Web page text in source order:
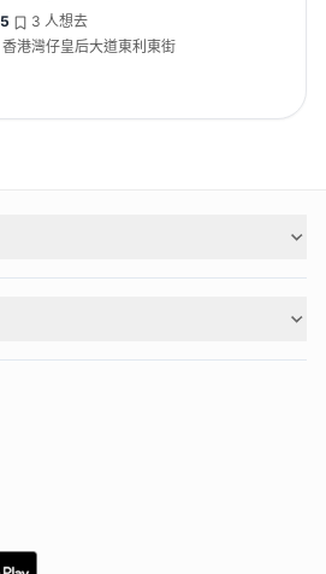
5 3 人想去
香港灣仔皇后大道東利東街